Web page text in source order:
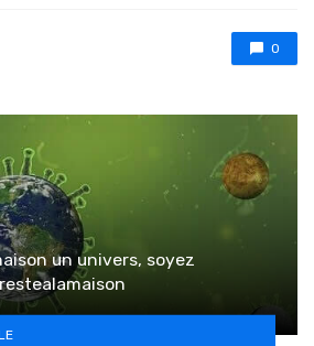
0
un univers, soyez